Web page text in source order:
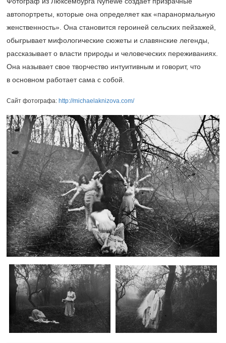
автопортреты, которые она определяет как «паранормальную
женственность». Она становится героиней сельских пейзажей,
обыгрывает мифологические сюжеты и славянские легенды,
рассказывает о власти природы и человеческих переживаниях.
Она называет свое творчество интуитивным и говорит, что
в основном работает сама с собой.
Сайт фотографа: http://michaelaknizova.com/